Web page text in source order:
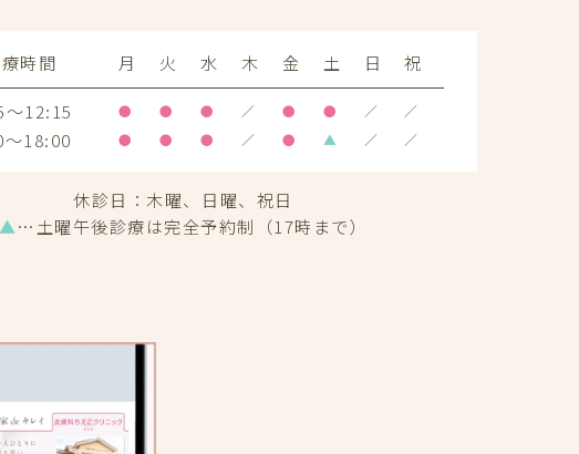
時間 月 火 水 木 金 土 日
祝
～12:15
● ● ● ／ ● ● ／ ／
～18:00 ● ● ● ／ ● ▲ ／ ／
休診日：木曜、日曜、祝日
▲…土曜午後診療は完全予約制（17時まで）